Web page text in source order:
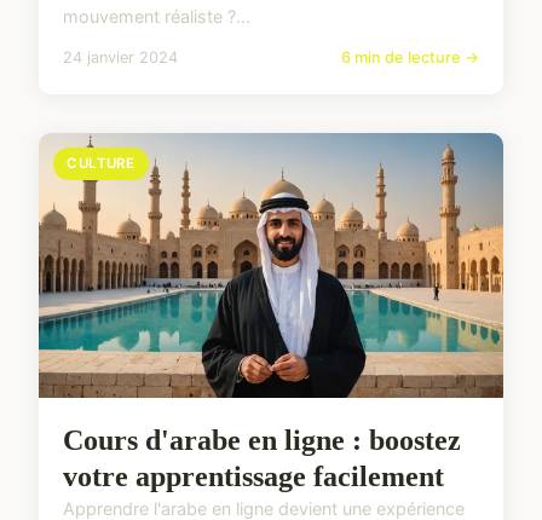
mouvement réaliste ?...
24 janvier 2024 6 min de lecture →
CULTURE
Cours d'arabe en ligne : boostez
votre apprentissage facilement
Apprendre l'arabe en ligne devient une expérience